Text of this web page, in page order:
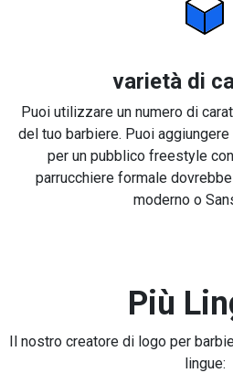
varietà di
Puoi utilizzare un numero di
del tuo barbiere. Puoi
per un pubblico freestyle
parrucchiere formale
moderno o
Più
Il nostro creatore di logo per
lingue: